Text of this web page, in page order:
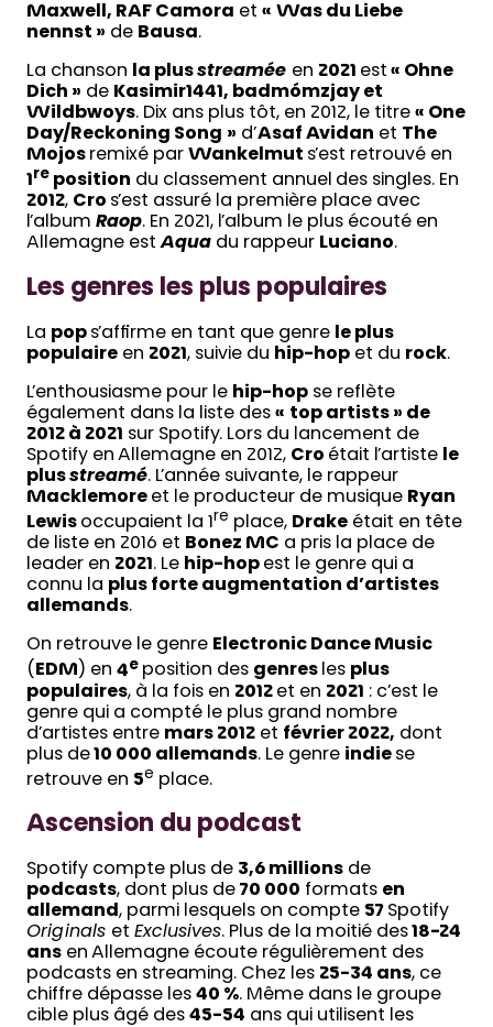
Maxwell, RAF Camora et « Was du Liebe
nennst » de Bausa.
La chanson la plusstreamée en 2021 est « Ohne
Dich » de Kasimir1441, badmómzjay et
Wildbwoys. Dix ans plus tôt, en 2012, le titre « One
Day/Reckoning Song » d’Asaf Avidan et The
Mojos remixé par Wankelmut s’est retrouvé en
1re position du classement annuel des singles. En
2012, Cro s’est assuré la première place avec
l’album Raop. En 2021, l’album le plus écouté en
Allemagne estAqua du rappeur Luciano.
Les genres les plus populaires
La pop s’affirme en tant que genre
le plus
populaire en 2021, suivie du hip-hop et du rock.
L’enthousiasme pour le hip-hop se reflète
également dans la liste des « top artists » de
2012 à 2021 sur Spotify. Lors du lancement de
Spotify en Allemagne en 2012, Cro était l’artiste
le
plusstreamé. L’année suivante, le rappeur
Macklemore et le producteur de musique Ryan
Lewis occupaient la 1re place, Drake était en tête
de liste en 2016 et Bonez MC a pris la place de
leader en 2021. Le hip-hop est le genre qui a
connu la plus forte augmentation d’artistes
allemands.
On retrouve le genre Electronic Dance Music
(EDM) en 4e position des genres les plus
populaires, à la fois en 2012 et en 2021 : c’est le
genre qui a compté le plus grand nombre
d’artistes entre mars 2012 et février 2022, dont
plus de10 000 allemands. Le genre indie se
retrouve en 5e place.
Ascension du podcast
Spotify compte plus de 3,6 millions de
podcasts, dont plus de 70 000 formats en
allemand, parmi lesquels on compte 57 Spotify
Originals et Exclusives. Plus de la moitié des18-24
ans en Allemagne écoute régulièrement des
podcasts en streaming. Chez les 25-34 ans, ce
chiffre dépasse les 40 %. Même dans le groupe
cible plus âgé des 45-54 ans qui utilisent les